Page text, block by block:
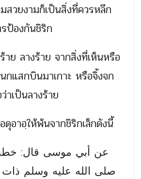
สวยงามก็เป็นสิ่งที่ควรหลีก
รป้องกันชิริก
าย ลางร้าย จากสิ่งที่เห็นหรือ
กแสกบินมาเกาะ หรือจิ้งจก
าเป็นลางร้าย
ดุอาอฺให้พ้นจากชิริกเล็กดังนี้
عن أبي موسى قال:
صلى الله عليه وسلم ذات